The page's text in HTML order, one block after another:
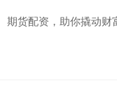
期货配资，助你撬动财